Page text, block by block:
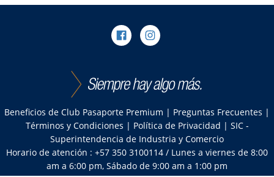
Beneficios de Club Pasaporte Premium | Preguntas Frecuentes |
Términos y Condiciones | Política de Privacidad | SIC -
Superintendencia de Industria y Comercio
Horario de atención : +57 350 3100114 / Lunes a viernes de 8:00
am a 6:00 pm, Sábado de 9:00 am a 1:00 pm